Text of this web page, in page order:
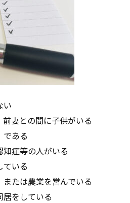
い
妻との間に子供がいる
ある
症等の人がいる
いる
たは農業を営んでいる
をしている